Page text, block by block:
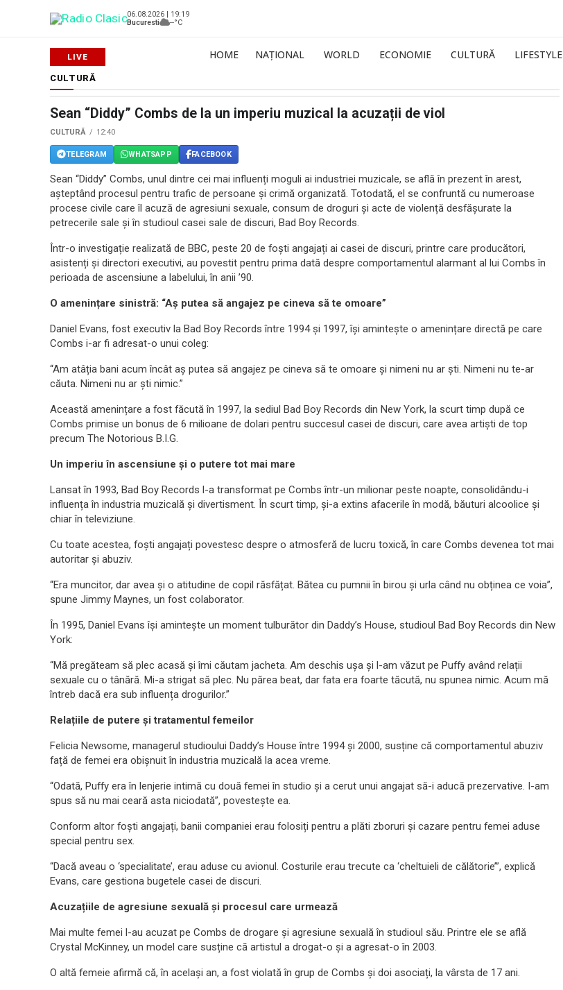
06.08.2026 | 19:19
Bucuresti
--°C
HOME NAȚIONAL WORLD ECONOMIE CULTURĂ LIFESTYLE
CULTURĂ
Sean “Diddy” Combs de la un imperiu muzical la acuzații de viol
CULTURĂ 12:40
TELEGRAM WHATSAPP FACEBOOK
Sean “Diddy” Combs, unul dintre cei mai influenți moguli ai industriei muzicale, se află în prezent în arest,
așteptând procesul pentru trafic de persoane și crimă organizată. Totodată, el se confruntă cu numeroase
procese civile care îl acuză de agresiuni sexuale, consum de droguri și acte de violență desfășurate la
petrecerile sale și în studioul casei sale de discuri, Bad Boy Records.
Într-o investigație realizată de BBC, peste 20 de foști angajați ai casei de discuri, printre care producători,
asistenți și directori executivi, au povestit pentru prima dată despre comportamentul alarmant al lui Combs în
perioada de ascensiune a labelului, în anii ’90.
O amenințare sinistră: “Aș putea să angajez pe cineva să te omoare”
Daniel Evans, fost executiv la Bad Boy Records între 1994 și 1997, își amintește o amenințare directă pe care
Combs i-ar fi adresat-o unui coleg:
“Am atâția bani acum încât aș putea să angajez pe cineva să te omoare și nimeni nu ar ști. Nimeni nu te-ar
căuta. Nimeni nu ar ști nimic.”
Această amenințare a fost făcută în 1997, la sediul Bad Boy Records din New York, la scurt timp după ce
Combs primise un bonus de 6 milioane de dolari pentru succesul casei de discuri, care avea artiști de top
precum The Notorious B.I.G.
Un imperiu în ascensiune și o putere tot mai mare
Lansat în 1993, Bad Boy Records l-a transformat pe Combs într-un milionar peste noapte, consolidându-i
influența în industria muzicală și divertisment. În scurt timp, și-a extins afacerile în modă, băuturi alcoolice și
chiar în televiziune.
Cu toate acestea, foști angajați povestesc despre o atmosferă de lucru toxică, în care Combs devenea tot mai
autoritar și abuziv.
“Era muncitor, dar avea și o atitudine de copil răsfățat. Bătea cu pumnii în birou și urla când nu obținea ce voia”,
spune Jimmy Maynes, un fost colaborator.
În 1995, Daniel Evans își amintește un moment tulburător din Daddy’s House, studioul Bad Boy Records din New
York:
“Mă pregăteam să plec acasă și îmi căutam jacheta. Am deschis ușa și l-am văzut pe Puffy având relații
sexuale cu o tânără. Mi-a strigat să plec. Nu părea beat, dar fata era foarte tăcută, nu spunea nimic. Acum mă
întreb dacă era sub influența drogurilor.”
Relațiile de putere și tratamentul femeilor
Felicia Newsome, managerul studioului Daddy’s House între 1994 și 2000, susține că comportamentul abuziv
față de femei era obișnuit în industria muzicală la acea vreme.
“Odată, Puffy era în lenjerie intimă cu două femei în studio și a cerut unui angajat să-i aducă prezervative. I-am
spus să nu mai ceară asta niciodată”, povestește ea.
Conform altor foști angajați, banii companiei erau folosiți pentru a plăti zboruri și cazare pentru femei aduse
special pentru sex.
“Dacă aveau o ‘specialitate’, erau aduse cu avionul. Costurile erau trecute ca ‘cheltuieli de călătorie’”, explică
Evans, care gestiona bugetele casei de discuri.
Acuzațiile de agresiune sexuală și procesul care urmează
Mai multe femei l-au acuzat pe Combs de drogare și agresiune sexuală în studioul său. Printre ele se află
Crystal McKinney, un model care susține că artistul a drogat-o și a agresat-o în 2003.
O altă femeie afirmă că, în același an, a fost violată în grup de Combs și doi asociați, la vârsta de 17 ani.